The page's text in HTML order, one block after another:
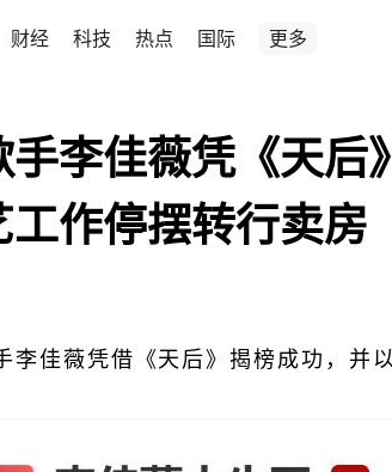
财经 科技 热点 国际 更多
李佳薇凭《天后
作停摆转行卖房
佳薇凭借《天后》揭榜成功，并